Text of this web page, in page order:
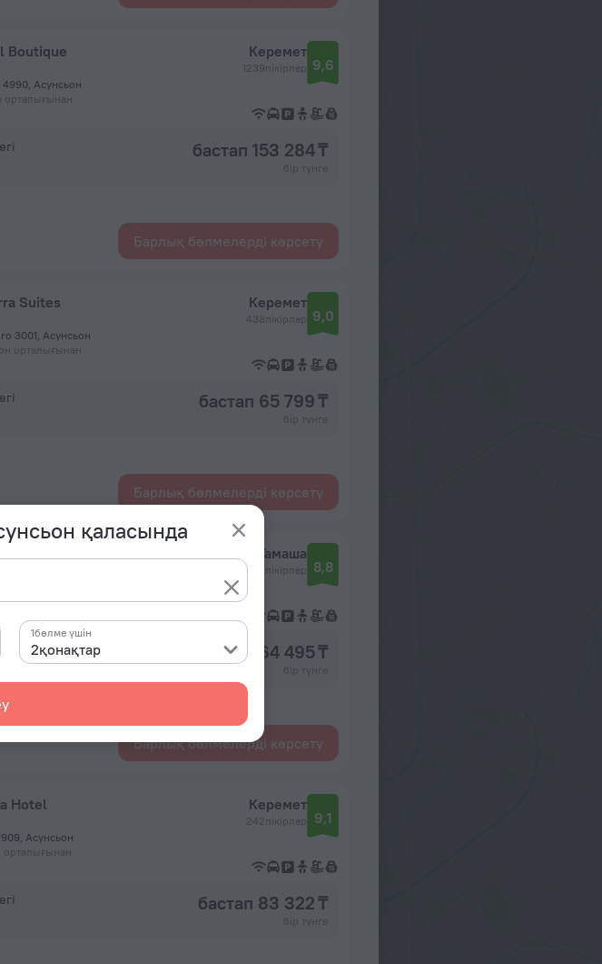
қаласында
2қонақтар
1бөлме үшін
Boutique
Асунсьон
орталығынан
Керемет
1239пікірлер 9,6
бастап 153 284 ₸
Барлық бөлмелерді көрсету
Suites
3001, Асунсьон
орталығынан
Керемет
438пікірлер 9,0
бастап 65 799 ₸
Барлық бөлмелерді көрсету
орталығынан
Тамаша
742пікірлер 8,8
бастап 64 495 ₸
Барлық бөлмелерді көрсету
Hotel
Асунсьон
орталығынан
Керемет
242пікірлер 9,1
бастап 83 322 ₸